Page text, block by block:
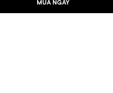
MUA NGAY